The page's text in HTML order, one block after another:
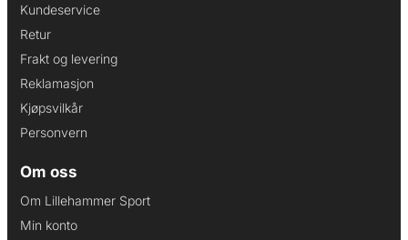
Kundeservice
Retur
Frakt og levering
Reklamasjon
Kjøpsvilkår
Personvern
Om oss
Om Lillehammer Sport
Min konto